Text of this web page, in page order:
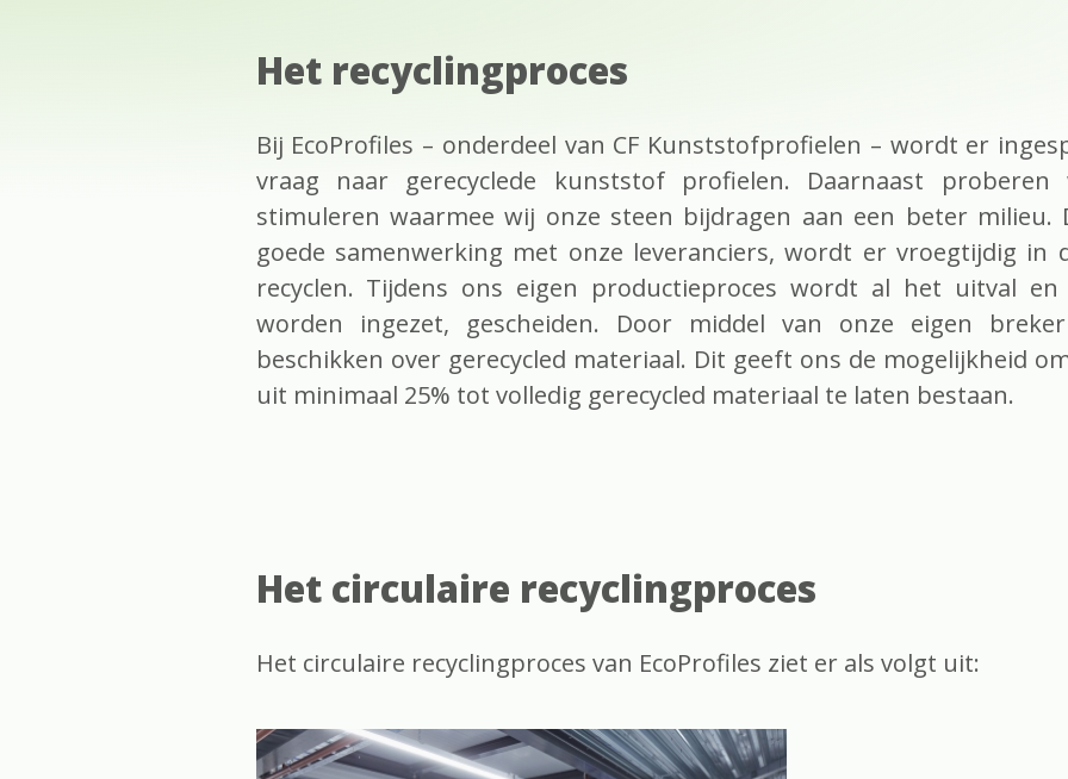
Het recyclingproces
Bij EcoProfiles – onderdeel van CF Kunststofprofielen – wordt er
vraag naar gerecyclede kunststof profielen. Daarnaast
stimuleren waarmee wij onze steen bijdragen aan een beter milieu.
goede samenwerking met onze leveranciers, wordt er vroegtijdig
recyclen. Tijdens ons eigen productieproces wordt al het uitval
worden ingezet, gescheiden. Door middel van onze eigen
beschikken over gerecycled materiaal. Dit geeft ons de mogelijkheid
uit minimaal 25% tot volledig gerecycled materiaal te laten bestaan.
Het circulaire recyclingproces
Het circulaire recyclingproces van EcoProfiles ziet er als volgt uit: